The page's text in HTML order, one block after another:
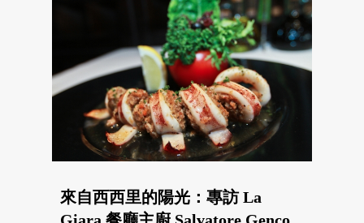
來自西西里的陽光：專訪 La